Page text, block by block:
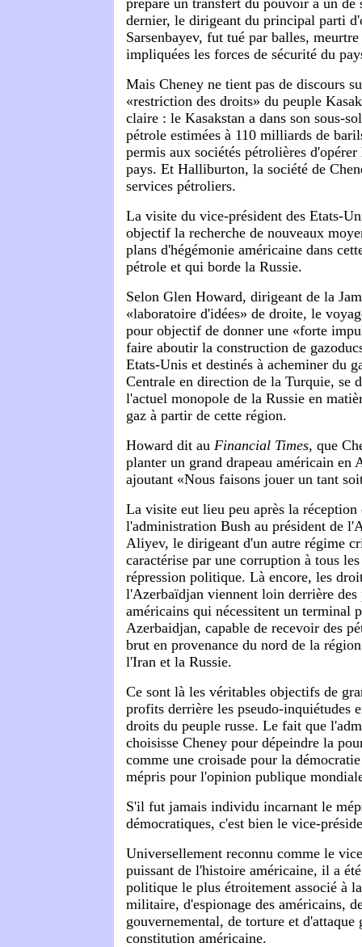
dernier, le dirigeant du principal parti
Sarsenbayev, fut tué par balles,
impliquées les forces de sécurité du
Mais Cheney ne tient pas de discours
«restriction des droits» du peuple
claire : le Kasakstan a dans son sous-
pétrole estimées à 110 milliards de
permis aux sociétés pétrolières
pays. Et Halliburton, la société de
services pétroliers.
La visite du vice-président des Etats-
objectif la recherche de nouveaux
plans d'hégémonie américaine dans
pétrole et qui borde la Russie.
Selon Glen Howard, dirigeant de la
«laboratoire d'idées» de droite, le
pour objectif de donner une «forte
faire aboutir la construction de
Etats-Unis et destinés à acheminer du
Centrale en direction de la Turquie, se
l'actuel monopole de la Russie en
gaz à partir de cette région.
Howard dit au Financial Times, que
planter un grand drapeau américain en
ajoutant «Nous faisons jouer un tant
La visite eut lieu peu après la réception
l'administration Bush au président de
Aliyev, le dirigeant d'un autre régime
caractérise par une corruption à tous
répression politique. Là encore, les
l'Azerbaïdjan viennent loin derrière des
américains qui nécessitent un terminal
Azerbaidjan, capable de recevoir des
brut en provenance du nord de la
l'Iran et la Russie.
Ce sont là les véritables objectifs de
profits derrière les pseudo-inquiétudes
droits du peuple russe. Le fait que
choisisse Cheney pour dépeindre la
comme une croisade pour la
mépris pour l'opinion publique
S'il fut jamais individu incarnant le
démocratiques, c'est bien le vice-
Universellement reconnu comme le
puissant de l'histoire américaine, il a
politique le plus étroitement associé à
militaire, d'espionage des américains,
gouvernemental, de torture et d'attaque
constitution américaine.